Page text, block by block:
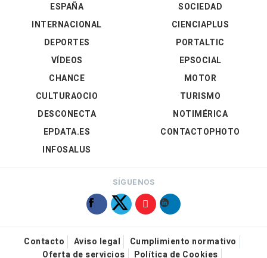
ESPAÑA
INTERNACIONAL
DEPORTES
VÍDEOS
SOCIEDAD
CIENCIAPLUS
PORTALTIC
EPSOCIAL
CHANCE
CULTURAOCIO
DESCONECTA
EPDATA.ES
INFOSALUS
MOTOR
TURISMO
NOTIMÉRICA
CONTACTOPHOTO
SÍGUENOS
Contacto Aviso legal
Cumplimiento normativo
Oferta de servicios
Política de Cookies